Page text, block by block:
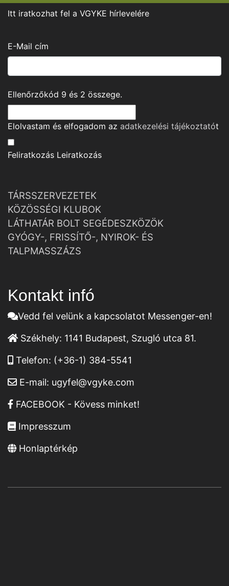
Itt iratkozhat fel a VGYKE hírlevelére
E-Mail cím
Ellenőrzőkód 9 és 2 összege.
Elolvastam és elfogadom az adatkezelési tájékoztatót
Feliratkozás Leiratkozás
TÁRSSZERVEZETEK
KÖZÖSSÉGI KLUBOK
LÁTHATÁR BOLT SEGÉDESZKÖZÖK
GYÓGY-, FRISSÍTŐ-, NYIROK- ÉS
TALPMASSZÁZS
Kontakt infó
Vedd fel velünk a kapcsolatot Messenger-en!
Székhely: 1141 Budapest, Szugló utca 81.
Telefon: (+36-1) 384-5541
E-mail: ugyfel@vgyke.com
FACEBOOK - Kövess minket!
Impresszum
Honlaptérkép